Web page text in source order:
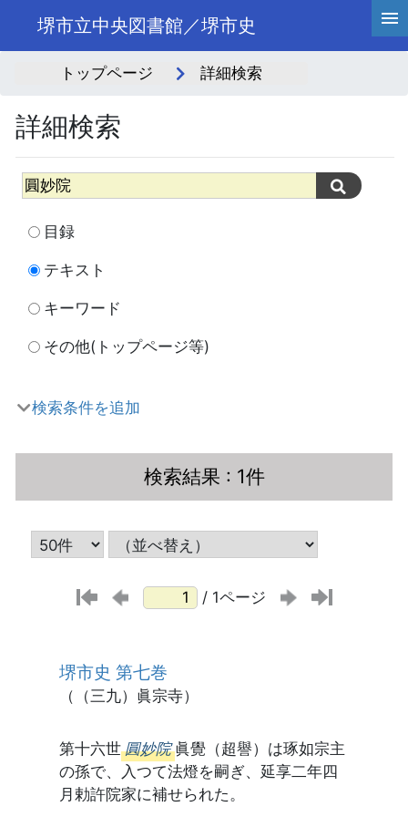
堺市立中央図書館／堺市史
トップページ 詳細検索
詳細検索
目録
テキスト
キーワード
その他(トップページ等)
検索条件を追加
検索結果 : 1件
/ 1ページ
堺市史 第七巻
（（三九）眞宗寺）
第十六世 圓妙院 眞覺（超譽）は琢如宗主
の孫で、入つて法燈を嗣ぎ、延享二年四
月勅許院家に補せられた。